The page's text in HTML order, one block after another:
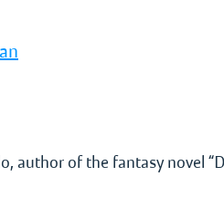
author of the fantasy novel